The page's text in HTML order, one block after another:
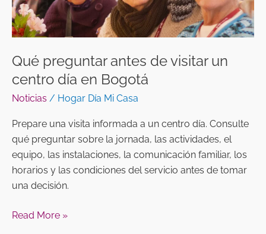
Qué preguntar antes de visitar un
centro día en Bogotá
Noticias / Hogar Día Mi Casa
Prepare una visita informada a un centro día. Consulte
qué preguntar sobre la jornada, las actividades, el
equipo, las instalaciones, la comunicación familiar, los
horarios y las condiciones del servicio antes de tomar
una decisión.
en
Bogotá
Read More »